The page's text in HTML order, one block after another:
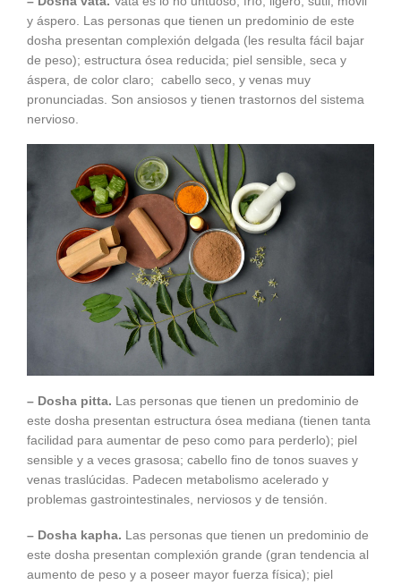
y áspero. Las personas que tienen un predominio de este
dosha presentan complexión delgada (les resulta fácil bajar
de peso); estructura ósea reducida; piel sensible, seca y
áspera, de color claro; cabello seco, y venas muy
pronunciadas. Son ansiosos y tienen trastornos del sistema
nervioso.
– Dosha pitta. Las personas que tienen un predominio de
este dosha presentan estructura ósea mediana (tienen tanta
facilidad para aumentar de peso como para perderlo); piel
sensible y a veces grasosa; cabello fino de tonos suaves y
venas traslúcidas. Padecen metabolismo acelerado y
problemas gastrointestinales, nerviosos y de tensión.
– Dosha kapha. Las personas que tienen un predominio de
este dosha presentan complexión grande (gran tendencia al
aumento de peso y a poseer mayor fuerza física); piel